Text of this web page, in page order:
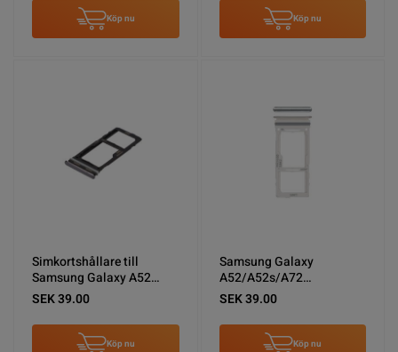
Köp nu Köp nu
Simkortshållare till
Samsung Galaxy A52
A52s A72 - Svart
SEK 39.00
Köp nu
Samsung Galaxy
A52/A52s/A72
Simkortshållare - Vit
SEK 39.00
Köp nu